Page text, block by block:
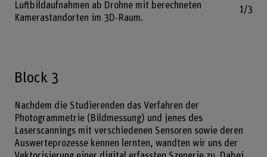
Luftbildaufnahmen ab Drohne mit berechneten
Kamerastandorten im 3D-Raum.
1/3
Block 3
Nachdem die Studierenden das Verfahren der
Photogrammetrie (Bildmessung) und jenes des
Laserscannings mit verschiedenen Sensoren sowie deren
Auswerteprozesse kennen lernten, wandten wir uns der